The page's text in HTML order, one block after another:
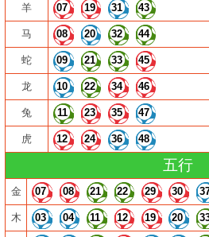
羊 07 19 31 43
马 08 20 32 44
蛇 09 21 33 45
龙 10 22 34 46
兔 11 23 35 47
虎 12 24 36 48
五行
金 07 08 21 22 29 30
木 03 04 11 12 19 20